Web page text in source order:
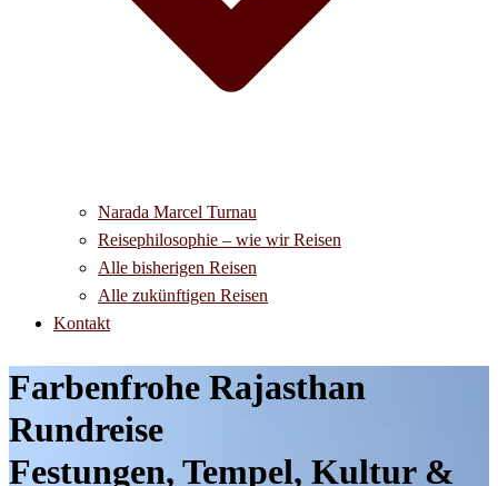
Narada Marcel Turnau
Reisephilosophie – wie wir Reisen
Alle bisherigen Reisen
Alle zukünftigen Reisen
Kontakt
Farbenfrohe Rajasthan
Rundreise
Festungen, Tempel, Kultur &